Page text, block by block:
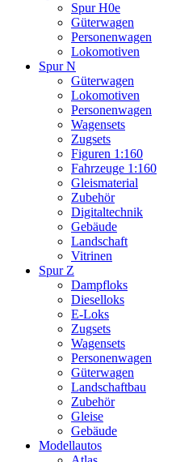
Spur H0e
Güterwagen
Personenwagen
Lokomotiven
Spur N
Güterwagen
Lokomotiven
Personenwagen
Wagensets
Zugsets
Figuren 1:160
Fahrzeuge 1:160
Gleismaterial
Zubehör
Digitaltechnik
Gebäude
Landschaft
Vitrinen
Spur Z
Dampfloks
Dieselloks
E-Loks
Zugsets
Wagensets
Personenwagen
Güterwagen
Landschaftbau
Zubehör
Gleise
Gebäude
Modellautos